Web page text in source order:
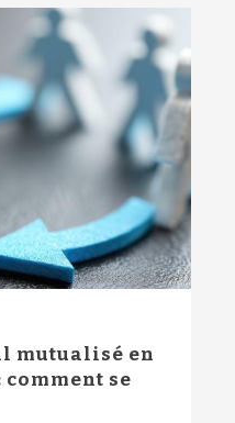
mutualisé en
comment se